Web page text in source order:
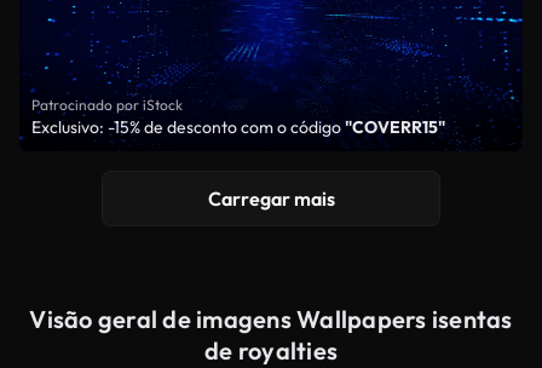
Patrocinado por iStock
Exclusivo: -15% de desconto com o código"COVERR15"
Carregar mais
Visão geral de imagens Wallpapers isentas
de royalties